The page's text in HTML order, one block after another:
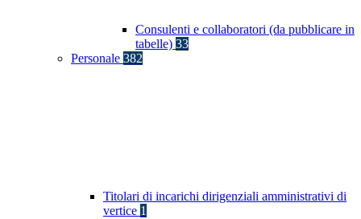
Consulenti e collaboratori (da pubblicare in
tabelle) 33
Personale 382
Titolari di incarichi dirigenziali amministrativi di
vertice 1